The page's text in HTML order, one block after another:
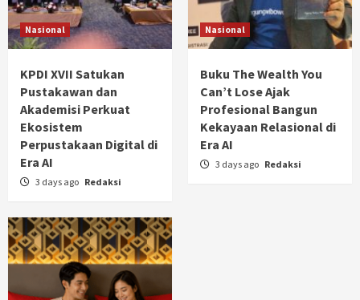
Nasional
KPDI XVII Satukan
Pustakawan dan
Akademisi Perkuat
Ekosistem
Perpustakaan Digital di
Era AI
3 days ago Redaksi
Nasional
Buku The Wealth You
Can’t Lose Ajak
Profesional Bangun
Kekayaan Relasional di
Era AI
3 days ago Redaksi